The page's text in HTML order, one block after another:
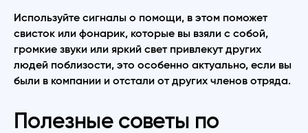
Используйте сигналы о помощи, в этом поможет
свисток или фонарик, которые вы взяли с собой,
громкие звуки или яркий свет привлекут других
людей поблизости, это особенно актуально, если вы
были в компании и отстали от других членов отряда.
Полезные советы по